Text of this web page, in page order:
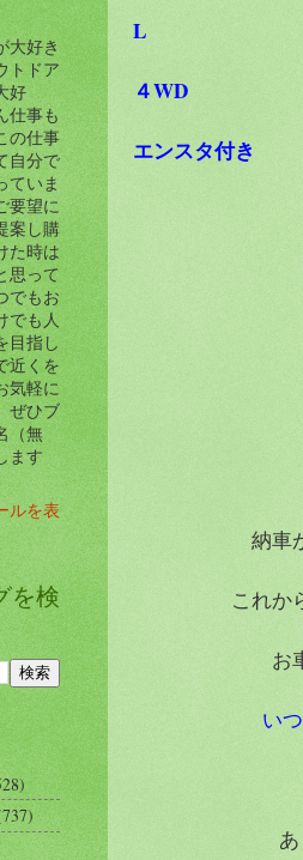
L
４WD
エンスタ付き
納車
これか
お
い
大好き
トドア
好
仕事も
の仕事
自分で
ていま
要望に
案し購
た時は
思って
でもお
でも人
目指し
近くを
気軽に
ぜひブ
（無
ます
ルを表
を検